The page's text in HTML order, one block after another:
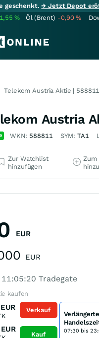
geschenkt.→ Jetzt Depot
% Öl (Brent) -0,90%
Telekom Austria Aktie | 588811
Austria
WKN: 588811 SYM: TA1
Zur Watchlist
hinzufügen
Zum
EUR
EUR
11:05:20 Tradegate
kaufen
EUR
EUR
Verkauf
Kauf
Verlängerte
07:30 bis